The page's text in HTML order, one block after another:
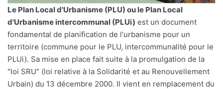
Le Plan Local d'Urbanisme (PLU) ou le Plan Local
d'Urbanisme intercommunal (PLUi) est un document
fondamental de planification de l'urbanisme pour un
territoire (commune pour le PLU, intercommunalité pour le
PLUi). Sa mise en place fait suite à la promulgation de la
"loi SRU" (loi relative à la Solidarité et au Renouvellement
Urbain) du 13 décembre 2000. Il vient en remplacement du